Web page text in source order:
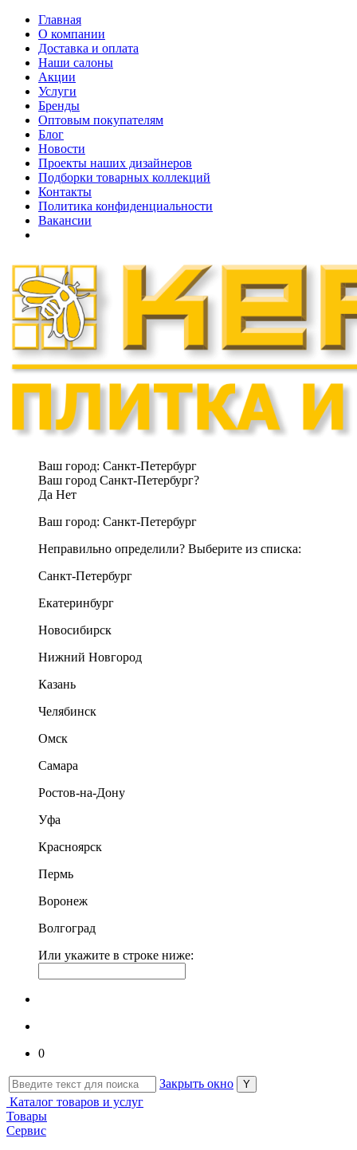
Главная
О компании
Доставка и оплата
Наши cалоны
Акции
Услуги
Бренды
Оптовым покупателям
Блог
Новости
Проекты наших дизайнеров
Подборки товарных коллекций
Контакты
Политика конфиденциальности
Вакансии
Ваш город: Санкт-Петербург
Ваш город Санкт-Петербург?
Да Нет
Ваш город: Санкт-Петербург
Неправильно определили? Выберите из списка:
Санкт-Петербург
Екатеринбург
Новосибирск
Нижний Новгород
Казань
Челябинск
Омск
Самара
Ростов-на-Дону
Уфа
Красноярск
Пермь
Воронеж
Волгоград
Или укажите в строке ниже:
0
Закрыть окно
Каталог товаров и услуг
Товары
Сервис